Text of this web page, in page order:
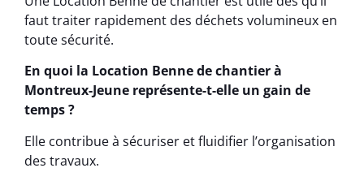
faut traiter rapidement des déchets volumineux en
toute sécurité.
En quoi la Location Benne de chantier à
Montreux-Jeune représente-t-elle un gain de
temps ?
Elle contribue à sécuriser et fluidifier l’organisation
des travaux.